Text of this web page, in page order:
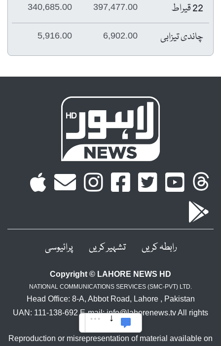
22 قیراط 397,477.00
340,685.00
چاندی تیزابی 6,902.00
5,916.00
رابطہ کریں تشہیر کریں پرائیوسی
Copyright © LAHORE NEWS HD
NATIONAL COMMUNICATIONS SERVICES (SMC-PVT) LTD.
Head Office: 8-A, Abbot Road, Lahore , Pakistan
UAN: 111-138-692 E-mail: info@lahorenews.tv All rights
reserved.
Reproduction or misrepresentation of material available on